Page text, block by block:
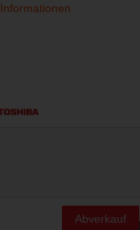
Abverkauf